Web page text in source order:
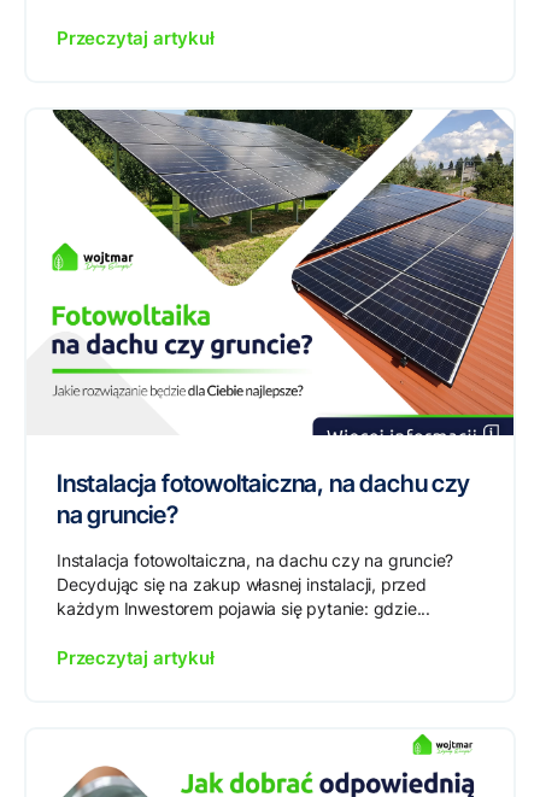
Przeczytaj artykuł
Instalacja fotowoltaiczna, na dachu czy
na gruncie?
Instalacja fotowoltaiczna, na dachu czy na gruncie?
Decydując się na zakup własnej instalacji, przed
każdym Inwestorem pojawia się pytanie: gdzie...
Przeczytaj artykuł